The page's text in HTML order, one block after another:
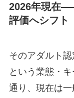
2026年現在
評価へシフト
そのアダルト認
という業態・
通り、現在は